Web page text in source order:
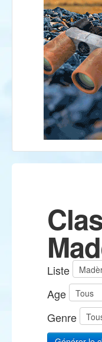
Liste
Age
Genre